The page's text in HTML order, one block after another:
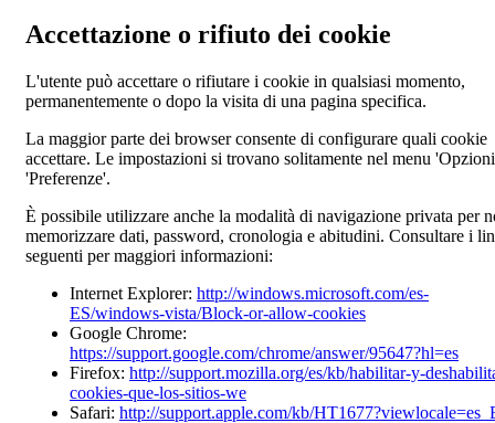
Accettazione o rifiuto dei cookie
L'utente può accettare o rifiutare i cookie in qualsiasi momento,
permanentemente o dopo la visita di una pagina specifica.
La maggior parte dei browser consente di configurare quali cookie
accettare. Le impostazioni si trovano solitamente nel menu
'Preferenze'.
È possibile utilizzare anche la modalità di navigazione privata per
memorizzare dati, password, cronologia e abitudini. Consultare i
seguenti per maggiori informazioni:
Internet Explorer: http://windows.microsoft.com/es-
ES/windows-vista/Block-or-allow-cookies
Google Chrome:
https://support.google.com/chrome/answer/95647?hl=es
Firefox: http://support.mozilla.org/es/kb/habilitar-y-
cookies-que-los-sitios-we
Safari: http://support.apple.com/kb/